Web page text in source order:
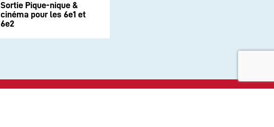
Sortie Pique-nique &
cinéma pour les 6e1 et
6e2